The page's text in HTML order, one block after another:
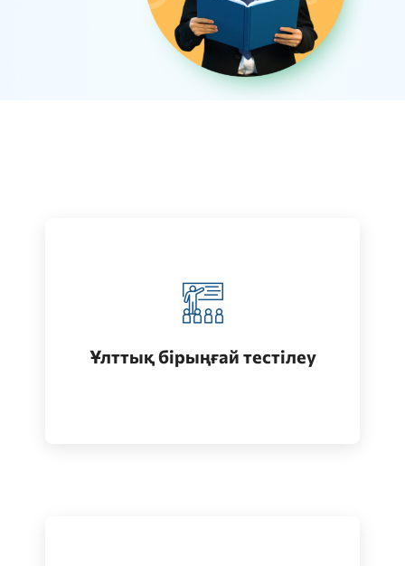
Ұлттық бірыңғай тестілеу
Қазақстанда жоғары білім алу
(бакалавриат)
Өту